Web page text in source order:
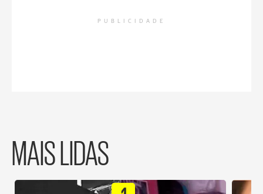
PUBLICIDADE
MAIS LIDAS